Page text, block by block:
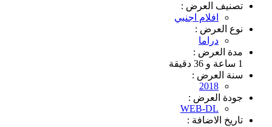
تصنيف العرض :
افلام اجنبي
نوع العرض :
دراما
مدة العرض :
1 ساعة و 36 دقيقة
سنة العرض :
2018
جودة العرض :
WEB-DL
تاريخ الاضافة :